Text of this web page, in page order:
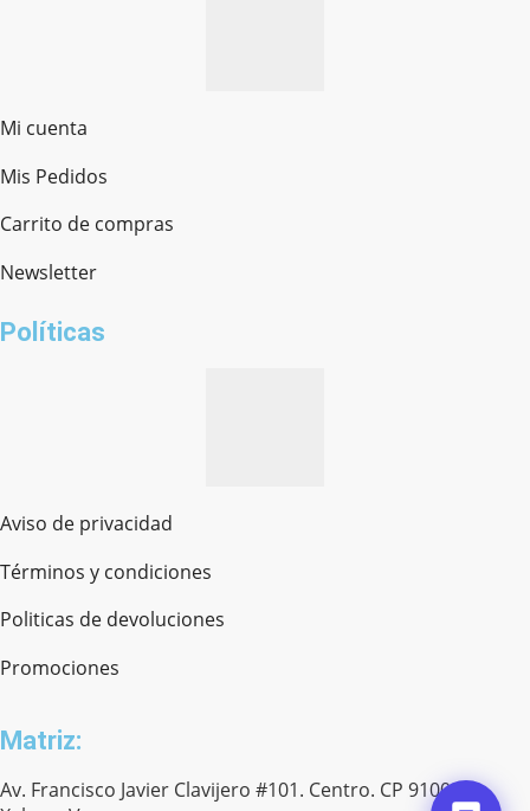
Mi cuenta
Mis Pedidos
Carrito de compras
Newsletter
Políticas
Aviso de privacidad
Términos y condiciones
Politicas de devoluciones
Promociones
Matriz:
Av. Francisco Javier Clavijero #101. Centro. CP 91000.